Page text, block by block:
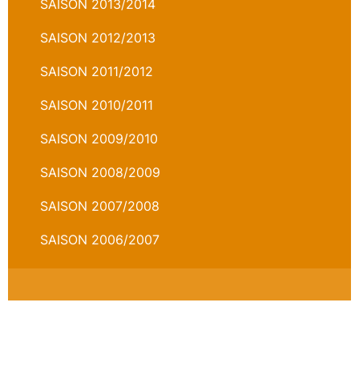
SAISON 2013/2014
SAISON 2012/2013
SAISON 2011/2012
SAISON 2010/2011
SAISON 2009/2010
SAISON 2008/2009
SAISON 2007/2008
SAISON 2006/2007